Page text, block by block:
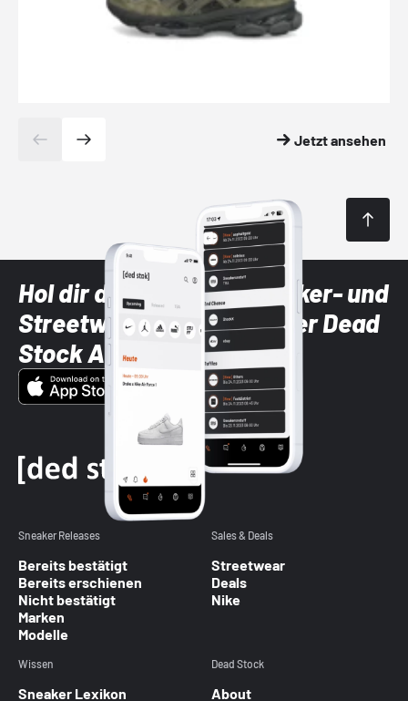
Jetzt ansehen
Hol dir die neuesten Sneaker- und
Streetwear-Brands mit der Dead
Stock App
Sneaker Releases
Bereits bestätigt
Bereits erschienen
Nicht bestätigt
Marken
Modelle
Sales & Deals
Streetwear
Deals
Nike
Wissen
Sneaker Lexikon
Dead Stock
About